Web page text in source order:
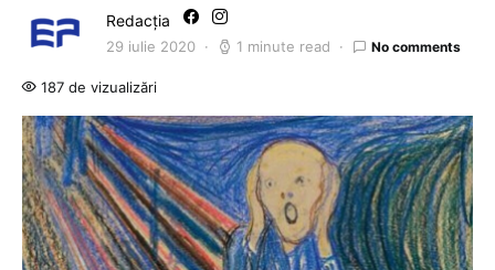
Redacția
29 iulie 2020 1 minute read No comments
187 de vizualizări